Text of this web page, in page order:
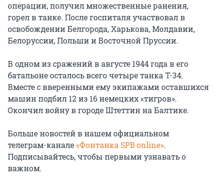
операции, получил множественные ранения,
горел в танке. После госпиталя участвовал в
освобождении Белгорода, Харькова, Молдавии,
Белоруссии, Польши и Восточной Пруссии.
В одном из сражений в августе 1944 года в его
батальоне осталось всего четыре танка Т-34.
Вместе с вверенными ему экипажами оставшихся
машин подбил 12 из 16 немецких «тигров».
Окончил войну в городе Штеттин на Балтике.
Больше новостей в нашем официальном
телеграм-канале«Фонтанка SPB online».
Подписывайтесь, чтобы первыми узнавать о
важном.